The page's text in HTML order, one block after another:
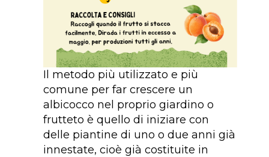
Il metodo più utilizzato e più
comune per far crescere un
albicocco nel proprio giardino o
frutteto è quello di iniziare con
delle piantine di uno o due anni già
innestate, cioè già costituite in